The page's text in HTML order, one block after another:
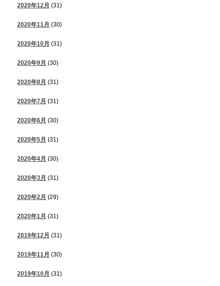
2020年12月 (31)
2020年11月 (30)
2020年10月 (31)
2020年9月 (30)
2020年8月 (31)
2020年7月 (31)
2020年6月 (30)
2020年5月 (31)
2020年4月 (30)
2020年3月 (31)
2020年2月 (29)
2020年1月 (31)
2019年12月 (31)
2019年11月 (30)
2019年10月 (31)